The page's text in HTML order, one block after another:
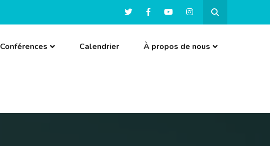
Conférences Calendrier À propos de nous